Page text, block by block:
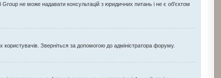
не може надавати консультацій з юридичних питань і не є об'єктом
Зверніться за допомогою до адміністратора форуму.